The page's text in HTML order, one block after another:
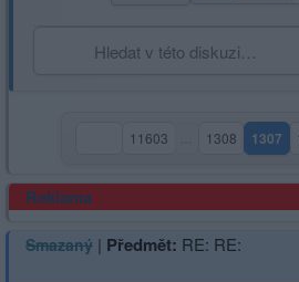
11603 1308 1307
Reklama
Smazaný | Předmět: RE: RE: